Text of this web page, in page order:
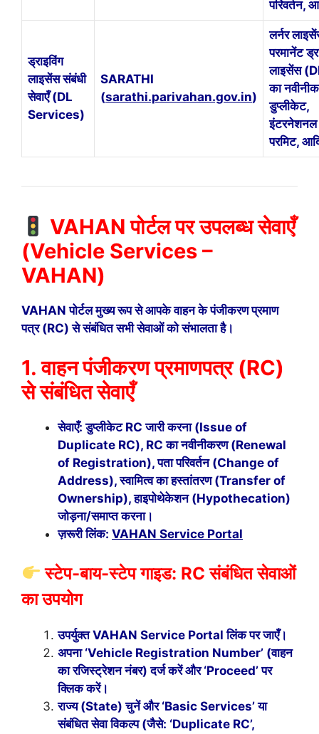
परिवर्तन,
ड्राइविंग
लाइसेंस संबंधी
सेवाएँ (DL
Services)
SARATHI
(sarathi.parivahan.gov.in)
लर्नर
परमानेंट
लाइसेंस
का
डुप्लीकेट,
इंटरनेशनल
परमिट,
VAHAN पोर्टल पर उपलब्ध सेवाएँ
(Vehicle Services –
VAHAN)
VAHAN पोर्टल मुख्य रूप से आपके वाहन के पंजीकरण प्रमाण
पत्र (RC) से संबंधित सभी सेवाओं को संभालता है।
1. वाहन पंजीकरण प्रमाणपत्र (RC)
से संबंधित सेवाएँ
सेवाएँ: डुप्लीकेट RC जारी करना (Issue of
Duplicate RC), RC का नवीनीकरण (Renewal
of Registration), पता परिवर्तन (Change of
Address), स्वामित्व का हस्तांतरण (Transfer of
Ownership), हाइपोथेकेशन (Hypothecation)
जोड़ना/समाप्त करना।
ज़रूरी लिंक: VAHAN Service Portal
स्टेप-बाय-स्टेप गाइड: RC संबंधित सेवाओं
का उपयोग
उपर्युक्त VAHAN Service Portal लिंक पर जाएँ।
अपना ‘Vehicle Registration Number’ (वाहन
का रजिस्ट्रेशन नंबर) दर्ज करें और ‘Proceed’ पर
क्लिक करें।
राज्य (State) चुनें और ‘Basic Services’ या
संबंधित सेवा विकल्प (जैसे: ‘Duplicate RC’,